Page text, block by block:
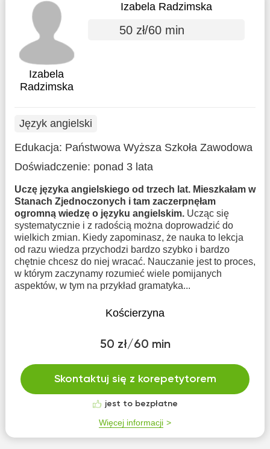
Izabela
Radzimska
Izabela Radzimska
50 zł/60 min
Język angielski
Edukacja: Państwowa Wyższa Szkoła Zawodowa
Doświadczenie: ponad 3 lata
Uczę języka angielskiego od trzech lat. Mieszkałam w
Stanach Zjednoczonych i tam zaczerpnęłam
ogromną wiedzę o języku angielskim. Ucząc się
systematycznie i z radością można doprowadzić do
wielkich zmian. Kiedy zapominasz, że nauka to lekcja
od razu wiedza przychodzi bardzo szybko i bardzo
chętnie chcesz do niej wracać. Nauczanie jest to proces,
w którym zaczynamy rozumieć wiele pomijanych
aspektów, w tym na przykład gramatyka...
Kościerzyna
50 zł/60 min
Skontaktuj się z korepetytorem
jest to bezpłatne
Więcej informacji